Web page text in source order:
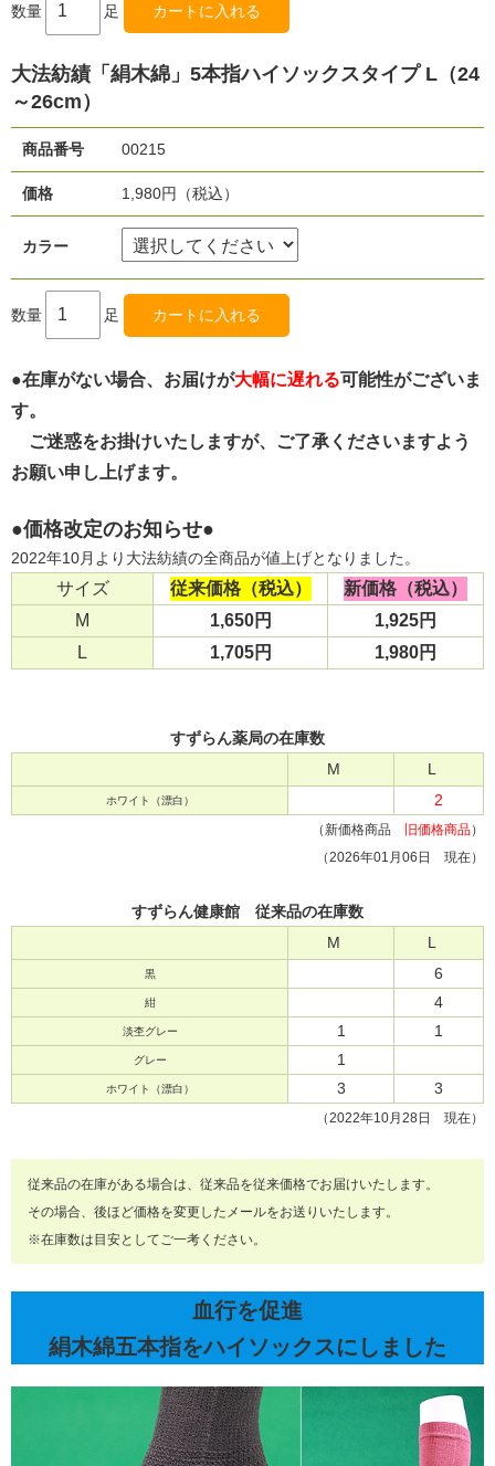
数量 足
大法紡績「絹木綿」5本指ハイソックスタイプ L（24
～26cm）
商品番号 00215
価格 1,980円（税込）
カラー
数量 足
●在庫がない場合、お届けが大幅に遅れる可能性がございま
す。
ご迷惑をお掛けいたしますが、ご了承くださいますよう
お願い申し上げます。
●価格改定のお知らせ●
2022年10月より大法紡績の全商品が値上げとなりました。
サイズ 従来価格（税込）
新価格（税込）
M
1,650円
1,925円
L
1,705円 1,980円
すずらん薬局の在庫数
M
L
ホワイト（漂白） 2
（新価格商品 旧価格商品）
（2026年01月06日 現在）
すずらん健康館 従来品の在庫数
M
L
黒 6
紺 4
淡杢グレー 1 1
グレー 1
ホワイト（漂白） 3 3
（2022年10月28日 現在）
従来品の在庫がある場合は、従来品を従来価格でお届けいたします。
その場合、後ほど価格を変更したメールをお送りいたします。
※在庫数は目安としてご一考ください。
血行を促進
絹木綿五本指をハイソックスにしました